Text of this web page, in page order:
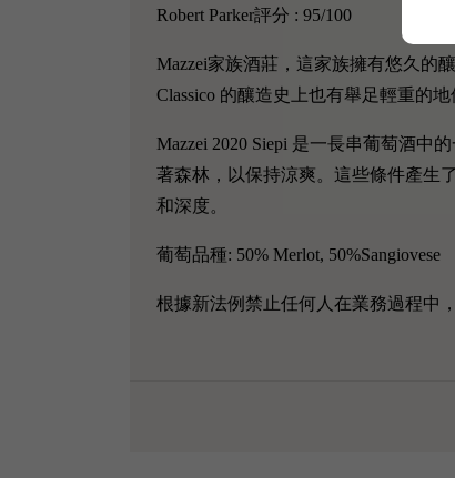
Robert Parker評分 : 95/100
Mazzei家族酒莊，這家族擁有悠久的
Classico 的釀造史上也有舉足輕重的
Mazzei 2020 Siepi 是一長串葡萄酒中
著森林，以保持涼爽。這些條件產生
和深度。
葡萄品種: 50% Merlot, 50%Sangiovese
根據新法例禁止任何人在業務過程中